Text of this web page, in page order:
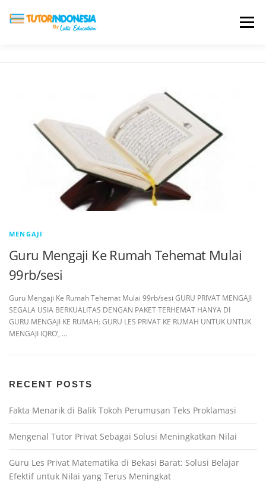
Menu
TESTIMONI PROFIL ALUMNI
DAFTAR SEKOLAH
MENGAJI
Guru Mengaji Ke Rumah Tehemat Mulai
99rb/sesi
Guru Mengaji Ke Rumah Tehemat Mulai 99rb/sesi GURU PRIVAT MENGAJI
SEGALA USIA BERKUALITAS DENGAN PAKET TERHEMAT HANYA DI
GURU MENGAJI KE RUMAH: GURU LES PRIVAT KE RUMAH UNTUK UNTUK
MENGAJI IQRO’, …
RECENT POSTS
Fakta Menarik di Balik Tokoh Perumusan Teks Proklamasi
Mengenal Tutor Privat Sebagai Solusi Meningkatkan Nilai
Guru Les Privat Matematika di Bekasi Barat: Solusi Belajar
Efektif untuk Nilai yang Terus Meningkat